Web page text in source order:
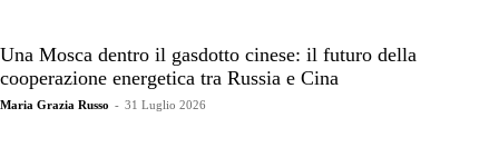
Una Mosca dentro il gasdotto cinese: il futuro della
cooperazione energetica tra Russia e Cina
Maria Grazia Russo - 31 Luglio 2026